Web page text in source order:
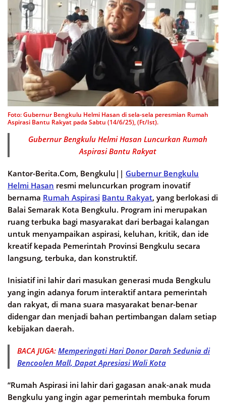
Foto: Gubernur Bengkulu Helmi Hasan di sela-sela peresmian Rumah
Aspirasi Bantu Rakyat pada Sabtu (14/6/25), (Ft/Ist).
Gubernur Bengkulu Helmi Hasan Luncurkan Rumah
Aspirasi Bantu Rakyat
Kantor-Berita.Com, Bengkulu|| Gubernur Bengkulu
Helmi Hasan resmi meluncurkan program inovatif
bernama Rumah Aspirasi Bantu Rakyat, yang berlokasi di
Balai Semarak Kota Bengkulu. Program ini merupakan
ruang terbuka bagi masyarakat dari berbagai kalangan
untuk menyampaikan aspirasi, keluhan, kritik, dan ide
kreatif kepada Pemerintah Provinsi Bengkulu secara
langsung, terbuka, dan konstruktif.
Inisiatif ini lahir dari masukan generasi muda Bengkulu
yang ingin adanya forum interaktif antara pemerintah
dan rakyat, di mana suara masyarakat benar-benar
didengar dan menjadi bahan pertimbangan dalam setiap
kebijakan daerah.
BACA JUGA: Memperingati Hari Donor Darah Sedunia di
Bencoolen Mall, Dapat Apresiasi Wali Kota
“Rumah Aspirasi ini lahir dari gagasan anak-anak muda
Bengkulu yang ingin agar pemerintah membuka forum